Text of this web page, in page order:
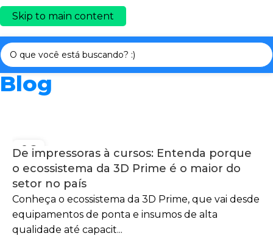
Skip to main content
Blog
06
De impressoras à cursos: Entenda porque
o ecossistema da 3D Prime é o maior do
setor no país
Conheça o ecossistema da 3D Prime, que vai desde
equipamentos de ponta e insumos de alta
qualidade até capacit...